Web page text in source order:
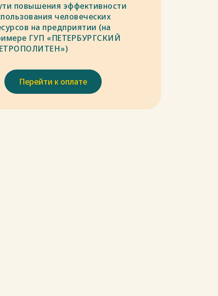
повышения эффективности
человеческих
на предприятии (на
ГУП «ПЕТЕРБУРГСКИЙ
Перейти к оплате